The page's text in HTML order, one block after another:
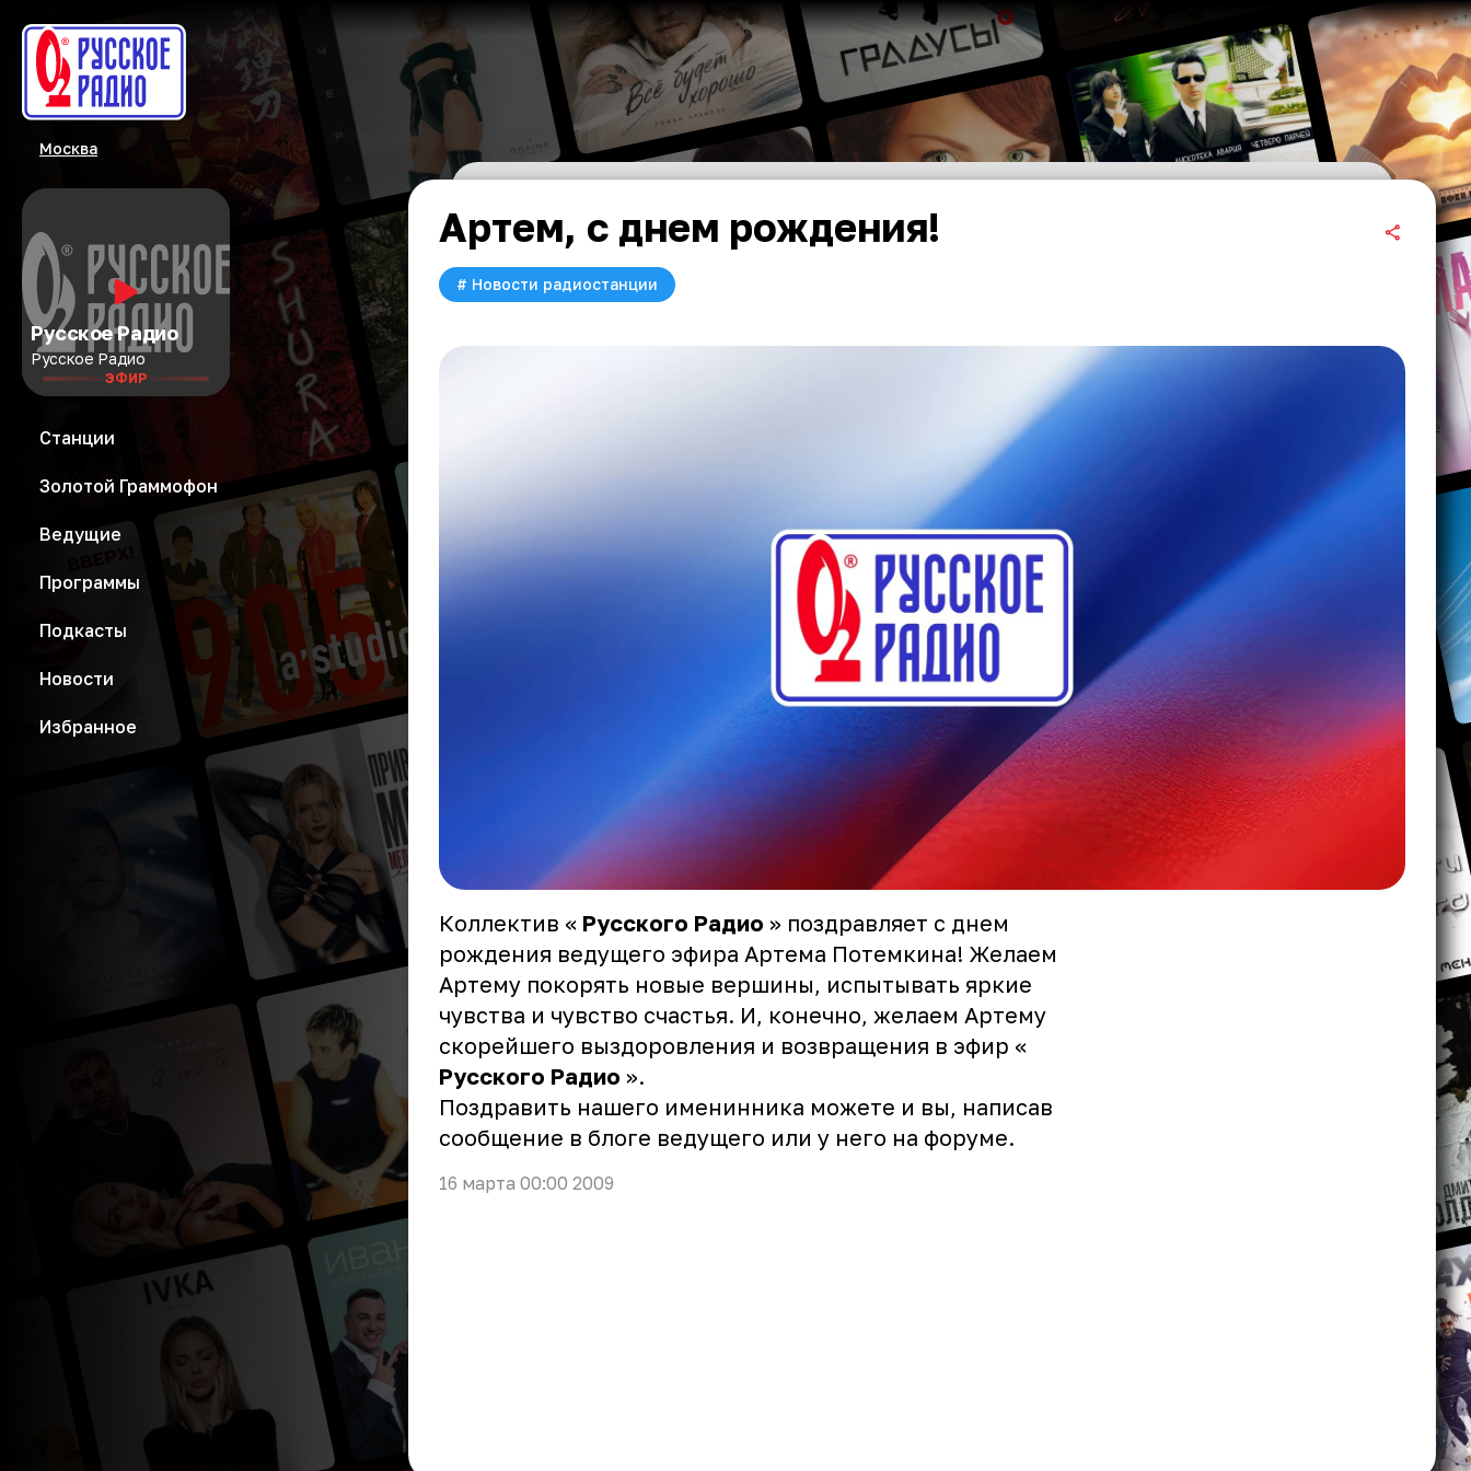
Москва
Русское Радио
Русское Радио
ЭФИР
Станции
Золотой Граммофон
Ведущие
Программы
Подкасты
Новости
Избранное
Артем, с днем рождения!
# Новости радиостанции
Коллектив « Русского Радио » поздравляет с днем
рождения ведущего эфира Артема Потемкина! Желаем
Артему покорять новые вершины, испытывать яркие
чувства и чувство счастья. И, конечно, желаем Артему
скорейшего выздоровления и возвращения в эфир «
Русского Радио ».
Поздравить нашего именинника можете и вы, написав
сообщение в блоге ведущего или у него на форуме.
16 марта 00:00 2009